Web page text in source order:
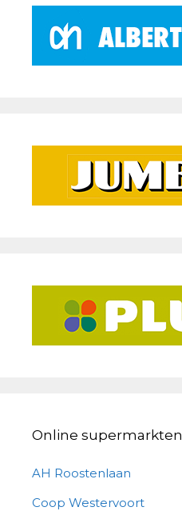
Online supermarkten
AH Roostenlaan
Coop Westervoort